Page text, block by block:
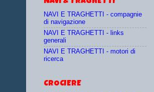
NAVI E TRAGHETTI - compagnie
di navigazione
NAVI E TRAGHETTI - links
generali
NAVI E TRAGHETTI - motori di
ricerca
CROCIERE